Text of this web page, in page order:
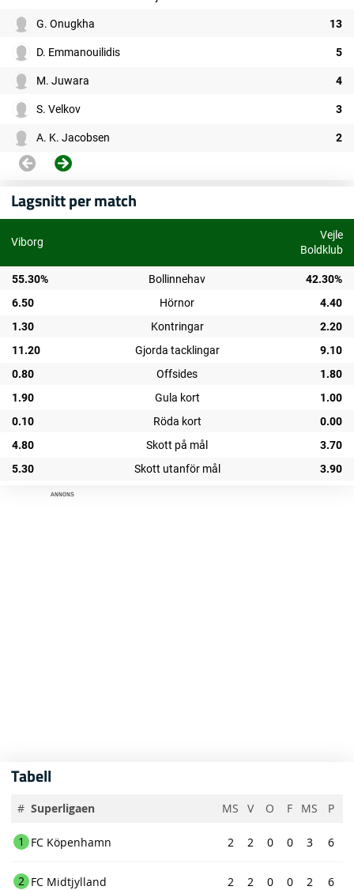
G. Onugkha 13
D. Emmanouilidis 5
M. Juwara 4
S. Velkov 3
A. K. Jacobsen 2
Lagsnitt per match
Viborg
Vejle
Boldklub
55.30% Bollinnehav
42.30%
6.50
Hörnor
4.40
1.30
Kontringar
2.20
11.20
Gjorda tacklingar
9.10
0.80
Offsides
1.80
1.90
Gula kort
1.00
0.10
Röda kort
0.00
4.80
Skott på mål
3.70
5.30
Skott utanför mål 3.90
ANNONS
Tabell
# Superligaen MS V O F MS P
1 FC Köpenhamn 2 2 0 0 3 6
2 FC Midtjylland 2 2 0 0 2 6